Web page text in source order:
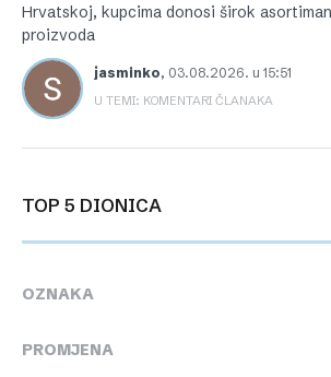
Hrvatskoj, kupcima donosi širok
proizvoda
jasminko, 03.08.2026. u 15:51
U TEMI: KOMENTARI ČLANAKA
TOP 5 DIONICA
OZNAKA
PROMJENA